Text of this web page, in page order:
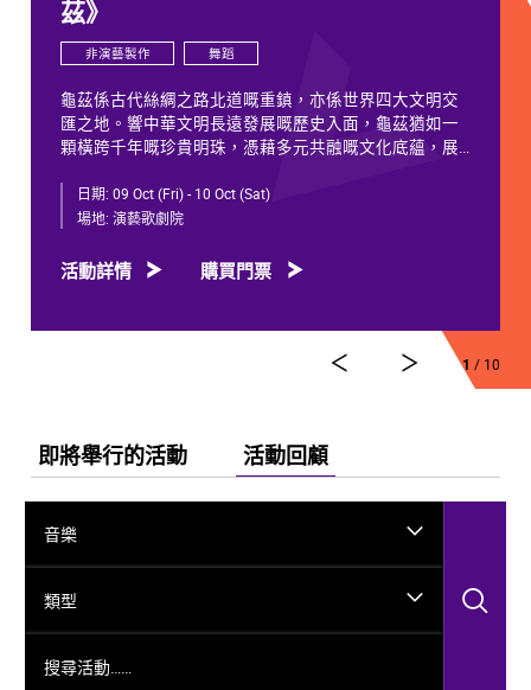
茲》
非演藝製作 舞蹈
龜茲係古代絲綢之路北道嘅重鎮，亦係世界四大文明交
匯之地。響中華文明長遠發展嘅歷史入面，龜茲猶如一
顆橫跨千年嘅珍貴明珠，憑藉多元共融嘅文化底蘊，展
千年以來，龜茲文化承載住歷代各族人士嘅足跡同情
或是「蘇幕遮」盛會入面各族民眾嘅舞姿，充分體現各
《龜茲》就沿住呢段歷史足跡創作，透過鳩摩羅什東來
弘法、玄奘西行求法嘅跨時空故事，將龜茲千年嘅文化
出任總編導，文史學者韓子勇擔任編劇；創作團隊仲包
括製作人李東、作曲家郭思達、執行編導何滔同王彭、
舞台美術設計秦立運、服裝設計陽東霖、視覺總監王
涵，以及編導李宏鈞、魏威、古力加娜提·沙塔爾、付陽
雪，仲有多媒體設計胡天驥、燈光設計劉釗、造型設計
徐彬同道具設計雷鵬等一眾內地資深藝術家。今次演出
陣容，以新疆藝術劇院歌舞團同新疆師範大學年輕舞者
日期: 09 Oct (Fri) - 10 Oct (Sat)
場地: 演藝歌劇院
活動詳情 購買門票
1 / 10
即將舉行的活動 活動回顧
音樂
類型